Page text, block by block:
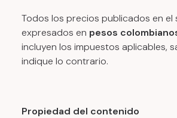
Todos los precios publicados en el
expresados en pesos
incluyen los impuestos aplicables,
indique lo contrario.
Propiedad del contenido